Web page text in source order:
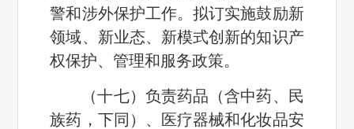
警和涉外保护工作。拟订实施鼓励新
领域、新业态、新模式创新的知识产
权保护、管理和服务政策。
（十七）负责药品（含中药、民
族药，下同）、医疗器械和化妆品安